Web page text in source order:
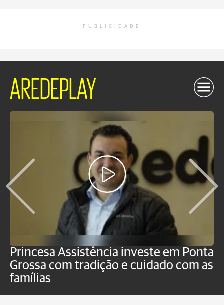
PUBLICIDADE
AREDEPLAY
Princesa Assistência investe em Ponta
Grossa com tradição e cuidado com as
famílias